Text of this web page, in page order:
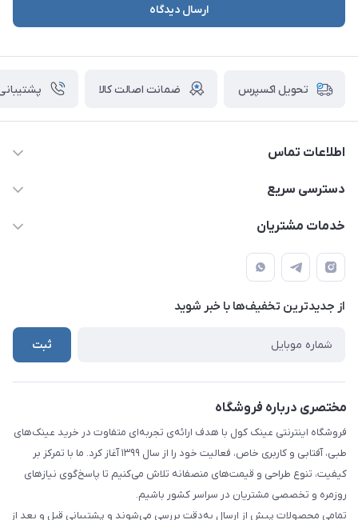
ارسال دیدگاه
تحویل اکسپرس ضمانت اصالت کالا پشتیبانی ۲۴
اطلاعات تماس
09924035290
تهران - شهریار (فروش حضوری نداریم)
دسترسی سریع
حساب کاربری
درباره ما
تماس با ما
خدمات مشتریان
قوانین و مقررات
حریم شخصی کاربران
راهنما
از جدید‌ترین تخفیف‌ها با‌ خبر شوید
ثبت
مختصری درباره فروشگاه
فروشگاه اینترنتی عینک کول با هدف ارائه‌ی تجربه‌ای متفاوت در خرید عینک‌های
طبی، آفتابی و کاربری خاص، فعالیت خود را از سال ۱۳۹۹ آغاز کرد. ما با تمرکز بر
کیفیت، تنوع طراحی و قیمت‌های منصفانه تلاش می‌کنیم تا پاسخ‌گوی نیازهای
روزمره و تخصصی مشتریان در سراسر کشور باشیم.
تمامی محصولات پیش از ارسال به‌دقت بررسی می‌شوند و پشتیبانی قبل و بعد از